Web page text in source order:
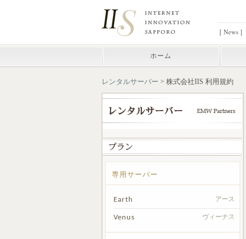
[ News ]
ホーム
レンタルサーバー > 株式会社IIS 利用規約
専用サーバー
Earth アース
Venus ヴィーナス